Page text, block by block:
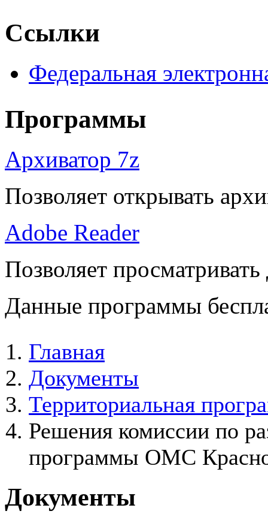
Ссылки
Федеральная
Программы
Архиватор 7z
Позволяет открывать
Adobe Reader
Позволяет
Данные программы
Главная
Документы
Территориальная
Решения комиссии по
программы ОМС
Документы